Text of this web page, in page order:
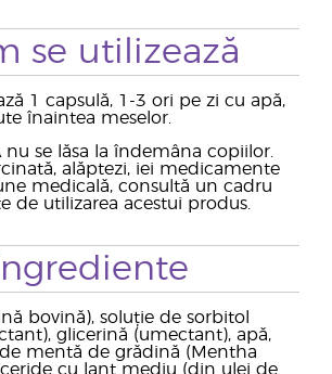
se utilizează
1 capsulă, 1-3 ori pe zi cu apă,
înaintea meselor.
nu se lăsa la îndemâna copiilor.
alăptezi, iei medicamente
medicală, consultă un cadru
de utilizarea acestui produs.
Ingrediente
bovină), soluție de sorbitol
glicerină (umectant), apă,
mentă de grădină (Mentha
cu lanț mediu (din ulei de